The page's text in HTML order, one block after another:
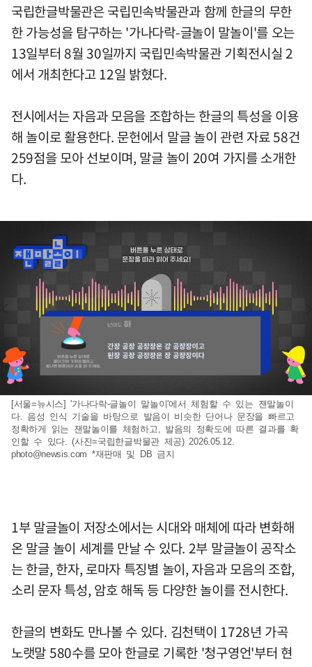
국립한글박물관은 국립민속박물관과 함께 한글의 무한
한 가능성을 탐구하는 '가나다락-글놀이 말놀이'를 오는
13일부터 8월 30일까지 국립민속박물관 기획전시실 2
에서 개최한다고 12일 밝혔다.
전시에서는 자음과 모음을 조합하는 한글의 특성을 이용
해 놀이로 활용한다. 문헌에서 말글 놀이 관련 자료 58건
259점을 모아 선보이며, 말글 놀이 20여 가지를 소개한
다.
[서울=뉴시스] '가나다락-글놀이 말놀이'에서 체험할 수 있는 잰말놀이
다. 음성 인식 기술을 바탕으로 발음이 비슷한 단어나 문장을 빠르고
정확하게 읽는 잰말놀이를 체험하고, 발음의 정확도에 따른 결과를 확
인할 수 있다. (사진=국립한글박물관 제공) 2026.05.12.
photo@newsis.com *재판매 및 DB 금지
1부 말글놀이 저장소에서는 시대와 매체에 따라 변화해
온 말글 놀이 세계를 만날 수 있다. 2부 말글놀이 공작소
는 한글, 한자, 로마자 특징별 놀이, 자음과 모음의 조합,
소리 문자 특성, 암호 해독 등 다양한 놀이를 전시한다.
한글의 변화도 만나볼 수 있다. 김천택이 1728년 가곡
노랫말 580수를 모아 한글로 기록한 '청구영언'부터 현